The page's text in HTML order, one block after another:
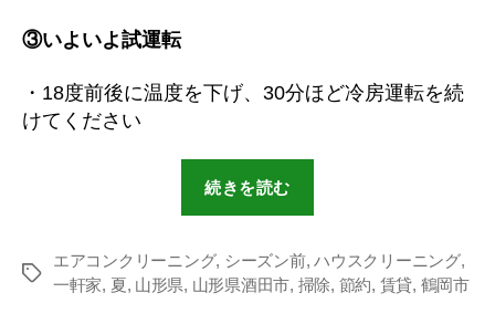
③いよいよ試運転
・18度前後に温度を下げ、30分ほど冷房運転を続
けてください
続きを読む
エアコンクリーニング, シーズン前,ハウスクリーニング,
一軒家, 夏 , 山形県, 山形県酒田市, 掃除, 節約, 賃貸, 鶴岡市